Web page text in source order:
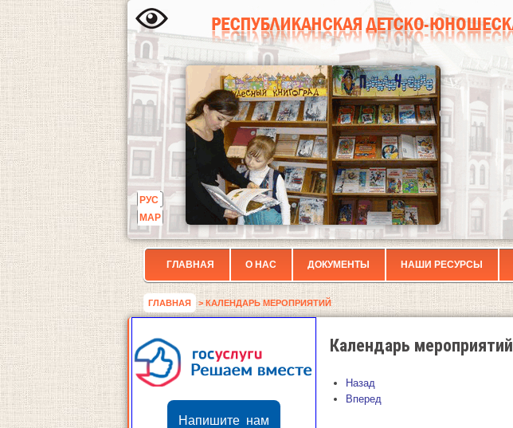
РУС
МАР
ГЛАВНАЯ О НАС ДОКУМЕНТЫ НАШИ РЕСУРСЫ
ГЛАВНАЯ > КАЛЕНДАРЬ МЕРОПРИЯТИЙ
Напишите нам
Календарь мероприятий
Назад
Вперед